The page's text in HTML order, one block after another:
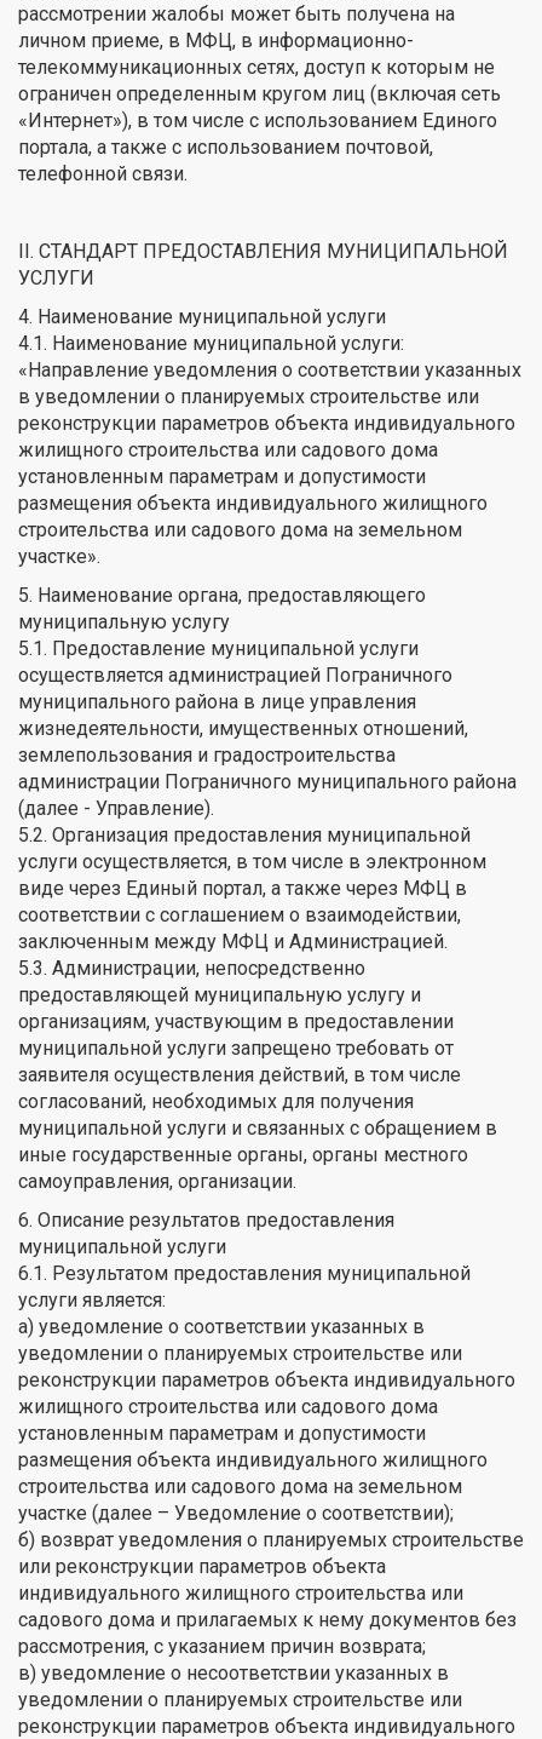
рассмотрении жалобы может быть получена на
личном приеме, в МФЦ, в информационно-
телекоммуникационных сетях, доступ к которым не
ограничен определенным кругом лиц (включая сеть
«Интернет»), в том числе с использованием Единого
портала, а также с использованием почтовой,
телефонной связи.
II. СТАНДАРТ ПРЕДОСТАВЛЕНИЯ МУНИЦИПАЛЬНОЙ
УСЛУГИ
4. Наименование муниципальной услуги
4.1. Наименование муниципальной услуги:
«Направление уведомления о соответствии указанных
в уведомлении о планируемых строительстве или
реконструкции параметров объекта индивидуального
жилищного строительства или садового дома
установленным параметрам и допустимости
размещения объекта индивидуального жилищного
строительства или садового дома на земельном
участке».
5. Наименование органа, предоставляющего
муниципальную услугу
5.1. Предоставление муниципальной услуги
осуществляется администрацией Пограничного
муниципального района в лице управления
жизнедеятельности, имущественных отношений,
землепользования и градостроительства
администрации Пограничного муниципального района
(далее - Управление).
5.2. Организация предоставления муниципальной
услуги осуществляется, в том числе в электронном
виде через Единый портал, а также через МФЦ в
соответствии с соглашением о взаимодействии,
заключенным между МФЦ и Администрацией.
5.3. Администрации, непосредственно
предоставляющей муниципальную услугу и
организациям, участвующим в предоставлении
муниципальной услуги запрещено требовать от
заявителя осуществления действий, в том числе
согласований, необходимых для получения
муниципальной услуги и связанных с обращением в
иные государственные органы, органы местного
самоуправления, организации.
6. Описание результатов предоставления
муниципальной услуги
6.1. Результатом предоставления муниципальной
услуги является:
а) уведомление о соответствии указанных в
уведомлении о планируемых строительстве или
реконструкции параметров объекта индивидуального
жилищного строительства или садового дома
установленным параметрам и допустимости
размещения объекта индивидуального жилищного
строительства или садового дома на земельном
участке (далее – Уведомление о соответствии);
б) возврат уведомления о планируемых строительстве
или реконструкции параметров объекта
индивидуального жилищного строительства или
садового дома и прилагаемых к нему документов без
рассмотрения, с указанием причин возврата;
в) уведомление о несоответствии указанных в
уведомлении о планируемых строительстве или
реконструкции параметров объекта индивидуального